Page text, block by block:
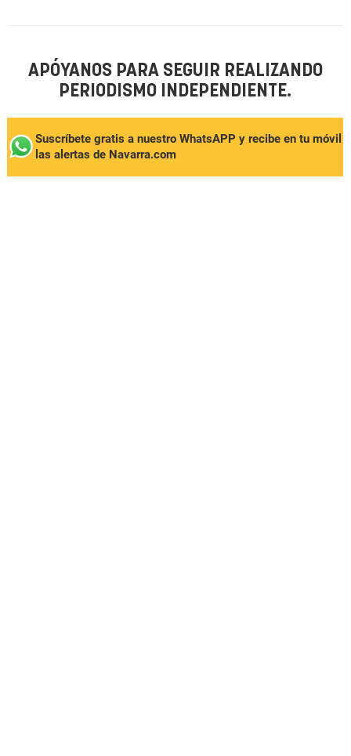
APÓYANOS PARA SEGUIR REALIZANDO
PERIODISMO INDEPENDIENTE.
Suscríbete gratis a nuestro WhatsAPP y recibe en tu móvil
las alertas de Navarra.com